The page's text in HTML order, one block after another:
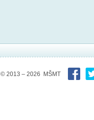
© 2013 – 2026 MŠMT